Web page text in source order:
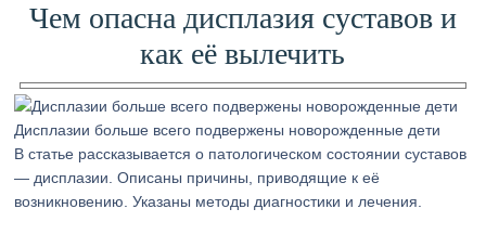
Чем опасна дисплазия суставов и
как её вылечить
Дисплазии больше всего подвержены новорожденные дети
В статье рассказывается о патологическом состоянии суставов
— дисплазии. Описаны причины, приводящие к её
возникновению. Указаны методы диагностики и лечения.